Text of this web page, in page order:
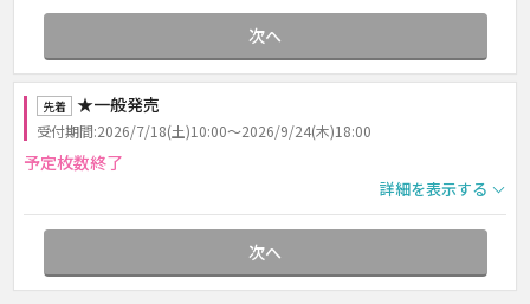
次へ
先着 ★一般発売
受付期間:2026/7/18(土)10:00～2026/9/24(木)18:00
予定枚数終了
詳細を表示する
次へ